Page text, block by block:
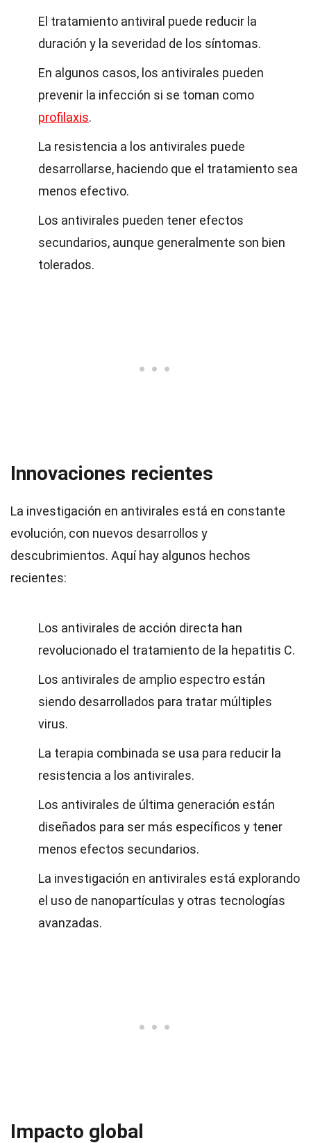
El tratamiento antiviral puede reducir la
duración y la severidad de los síntomas.
En algunos casos, los antivirales pueden
prevenir la infección si se toman como
profilaxis.
La resistencia a los antivirales puede
desarrollarse, haciendo que el tratamiento sea
menos efectivo.
Los antivirales pueden tener efectos
secundarios, aunque generalmente son bien
tolerados.
Innovaciones recientes
La investigación en antivirales está en constante
evolución, con nuevos desarrollos y
descubrimientos. Aquí hay algunos hechos
recientes:
Los antivirales de acción directa han
revolucionado el tratamiento de la hepatitis C.
Los antivirales de amplio espectro están
siendo desarrollados para tratar múltiples
virus.
La terapia combinada se usa para reducir la
resistencia a los antivirales.
Los antivirales de última generación están
diseñados para ser más específicos y tener
menos efectos secundarios.
La investigación en antivirales está explorando
el uso de nanopartículas y otras tecnologías
avanzadas.
Impacto global